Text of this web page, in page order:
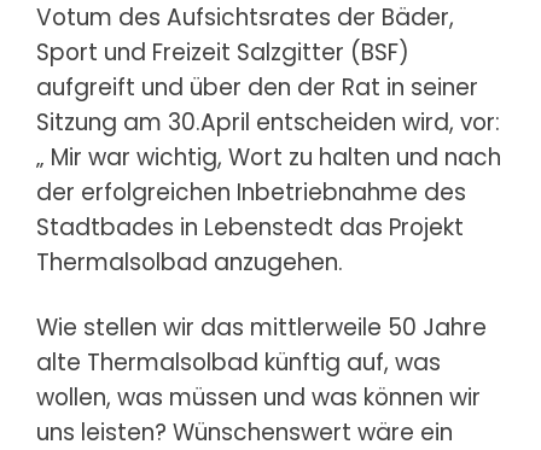
Votum des Aufsichtsrates der Bäder,
Sport und Freizeit Salzgitter (BSF)
aufgreift und über den der Rat in seiner
Sitzung am 30.April entscheiden wird, vor:
„ Mir war wichtig, Wort zu halten und nach
der erfolgreichen Inbetriebnahme des
Stadtbades in Lebenstedt das Projekt
Thermalsolbad anzugehen.
Wie stellen wir das mittlerweile 50 Jahre
alte Thermalsolbad künftig auf, was
wollen, was müssen und was können wir
uns leisten? Wünschenswert wäre ein